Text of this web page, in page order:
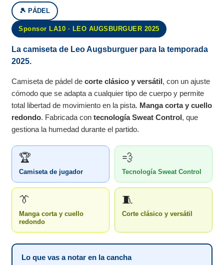
🎾 PÁDEL
Sponsor LA10 · LEO AUGSBURGUER 2025
La camiseta de Leo Augsburguer para la temporada
2025.
Camiseta de pádel decorte clásico y versátil, con un ajuste
cómodo que se adapta a cualquier tipo de cuerpo y permite
total libertad de movimiento en la pista. Manga corta y cuello
redondo. Fabricada contecnología Sweat Control, que
gestiona la humedad durante el partido.
🏆
Camiseta de jugador
💨
Tecnología Sweat Control
👔
Manga corta y cuello
redondo
🧵
Corte clásico y versátil
Lo que vas a notar en la cancha